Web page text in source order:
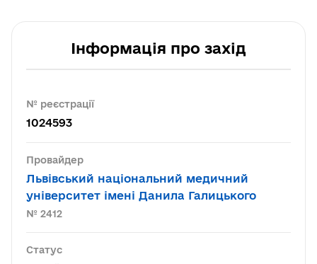
Інформація про захід
№ реєстрації
1024593
Провайдер
Львівський національний медичний
університет імені Данила Галицького
№ 2412
Статус